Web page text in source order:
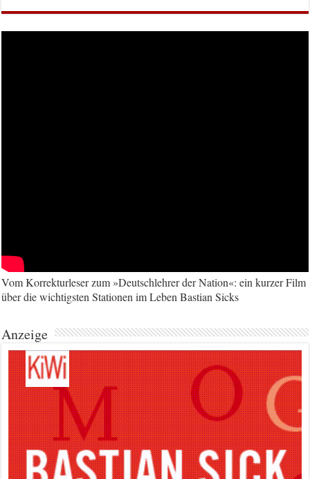
Vom Korrekturleser zum »Deutschlehrer der Nation«: ein kurzer Film
über die wichtigsten Stationen im Leben Bastian Sicks
Anzeige